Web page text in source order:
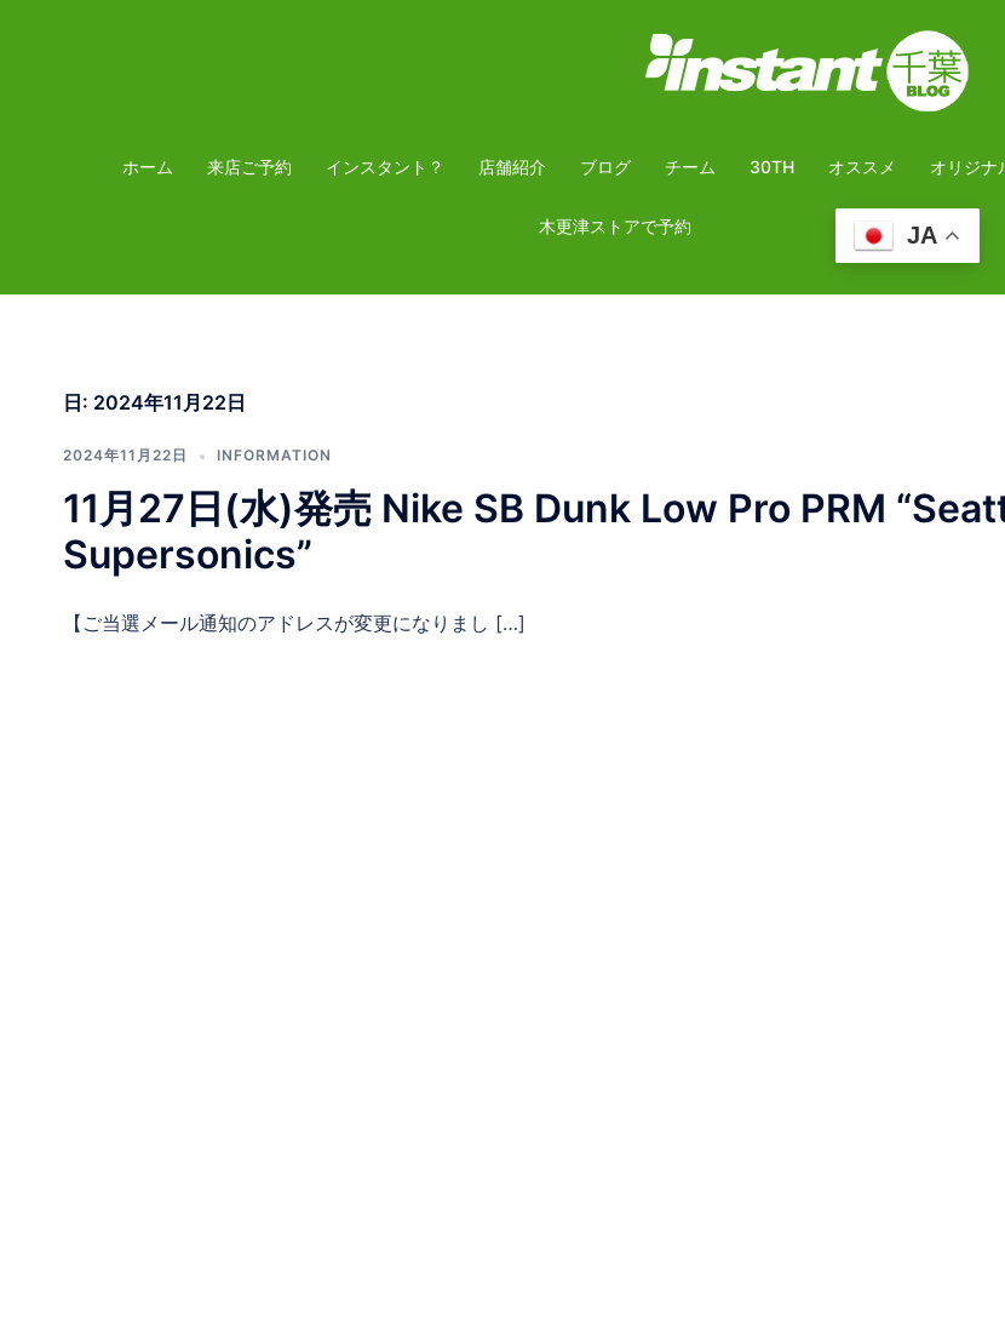
プ
ホーム 来店ご予約 インスタント？ 店舗紹介 ブログ チーム 30TH オススメ オリジナ
木更津ストアで予約 JA
日: 2024年11月22日
2024年11月22日 INFORMATION
11月27日(水)発売 Nike SB Dunk Low Pro PRM
Supersonics”
【ご当選メール通知のアドレスが変更になりまし […]